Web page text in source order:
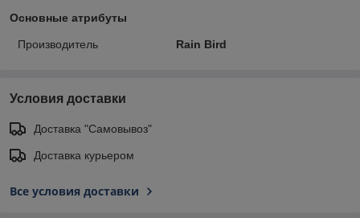
Основные атрибуты
Производитель Rain Bird
Условия доставки
Доставка "Самовывоз"
Доставка курьером
Все условия доставки